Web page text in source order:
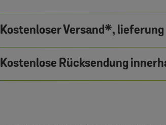
Kostenloser Versand*,
Kostenlose Rücksendung